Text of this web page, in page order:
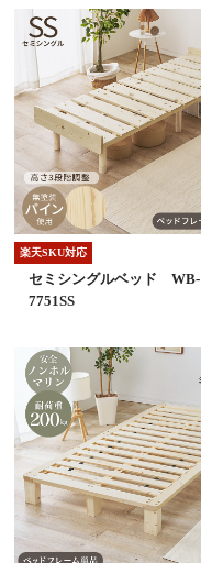
楽天SKU対応
セミシングルベッド WB-
7751SS